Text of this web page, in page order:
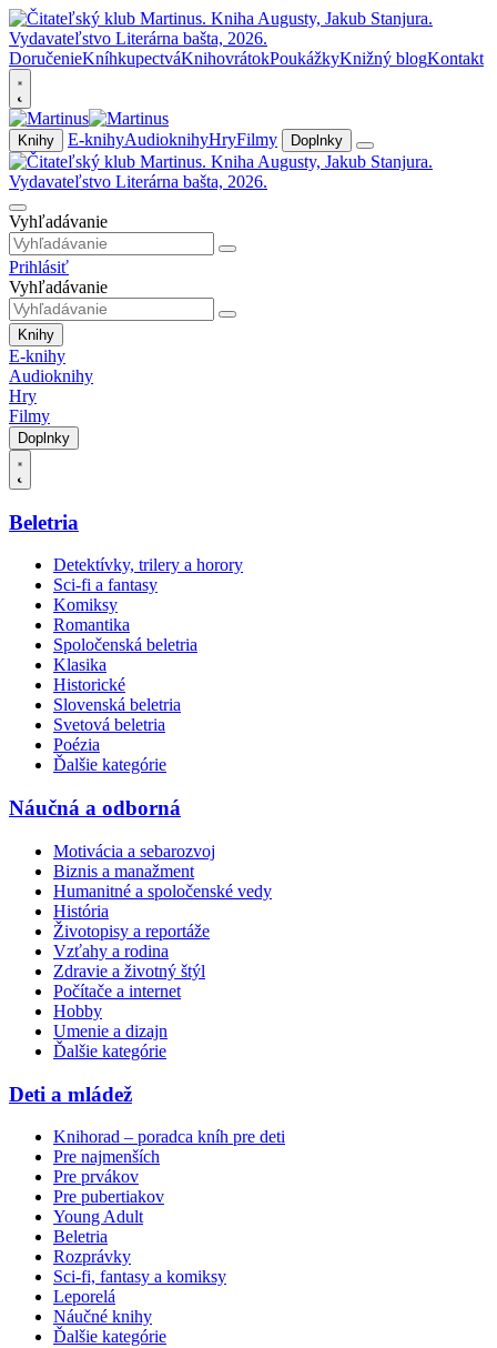
DoručenieKníhkupectváKnihovrátokPoukážkyKnižný blogKontakt
Knihy E-knihyAudioknihyHryFilmy Doplnky
Vyhľadávanie
Prihlásiť
Vyhľadávanie
Knihy
E-knihy
Audioknihy
Hry
Filmy
Doplnky
Beletria
Detektívky, trilery a horory
Sci-fi a fantasy
Komiksy
Romantika
Spoločenská beletria
Klasika
Historické
Slovenská beletria
Svetová beletria
Poézia
Ďalšie kategórie
Náučná a odborná
Motivácia a sebarozvoj
Biznis a manažment
Humanitné a spoločenské vedy
História
Životopisy a reportáže
Vzťahy a rodina
Zdravie a životný štýl
Počítače a internet
Hobby
Umenie a dizajn
Ďalšie kategórie
Deti a mládež
Knihorad – poradca kníh pre deti
Pre najmenších
Pre prvákov
Pre pubertiakov
Young Adult
Beletria
Rozprávky
Sci-fi, fantasy a komiksy
Leporelá
Náučné knihy
Ďalšie kategórie